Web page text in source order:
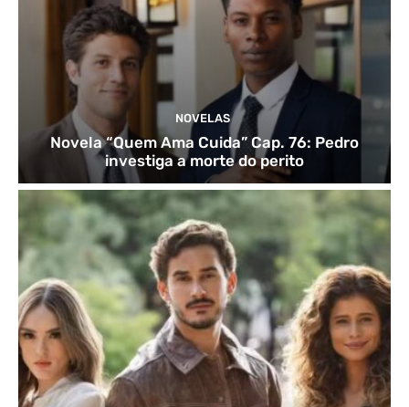
NOVELAS
Novela “Quem Ama Cuida” Cap. 76: Pedro
investiga a morte do perito